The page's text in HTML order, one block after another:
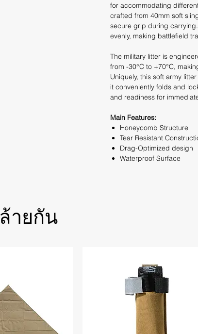
for accommodating
crafted from 40mm soft
secure grip during
evenly, making battlefield
The military litter is
from -30°C to +70°C,
Uniquely, this soft army
it conveniently folds and
and readiness for
Main Features:
Honeycomb Structure
Tear Resistant
Drag-Optimized design
Waterproof Surface
ายกัน